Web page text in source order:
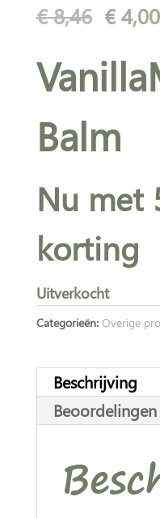
€8,46
was:
€
€4,00
Balm
Nu met
korting
Uitverkocht
Categorieën: Overige
Beschrijving
Beoordelingen